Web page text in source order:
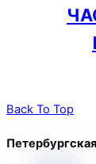
Back To Top